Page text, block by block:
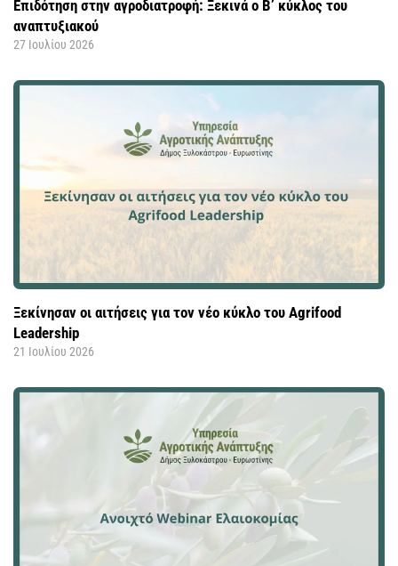
Επιδότηση στην αγροδιατροφή: Ξεκινά ο Β’ κύκλος του
αναπτυξιακού
27 Ιουλίου 2026
Ξεκίνησαν οι αιτήσεις για τον νέο κύκλο του Agrifood
Leadership
21 Ιουλίου 2026